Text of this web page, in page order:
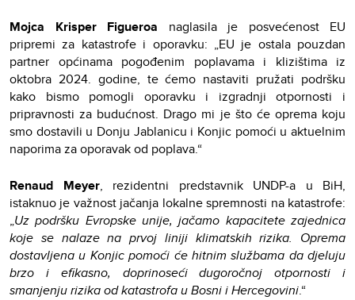
Mojca Krisper Figueroa naglasila je posvećenost EU
pripremi za katastrofe i oporavku: „EU je ostala pouzdan
partner općinama pogođenim poplavama i klizištima iz
oktobra 2024. godine, te ćemo nastaviti pružati podršku
kako bismo pomogli oporavku i izgradnji otpornosti i
pripravnosti za budućnost. Drago mi je što će oprema koju
smo dostavili u Donju Jablanicu i Konjic pomoći u aktuelnim
naporima za oporavak od poplava.“
Renaud Meyer, rezidentni predstavnik UNDP-a u BiH,
istaknuo je važnost jačanja lokalne spremnosti na katastrofe:
„Uz podršku Evropske unije, jačamo kapacitete zajednica
koje se nalaze na prvoj liniji klimatskih rizika. Oprema
dostavljena u Konjic pomoći će hitnim službama da djeluju
brzo i efikasno, doprinoseći dugoročnoj otpornosti i
smanjenju rizika od katastrofa u Bosni i Hercegovini.“